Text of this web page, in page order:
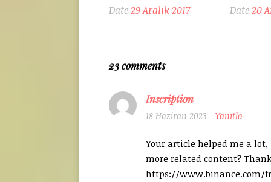
Date29 Aralık 2017 Date20
23 comments
Inscription
18 Haziran 2023 Yanıtla
Your article helped me a
more related content?
https://www.binance.com/